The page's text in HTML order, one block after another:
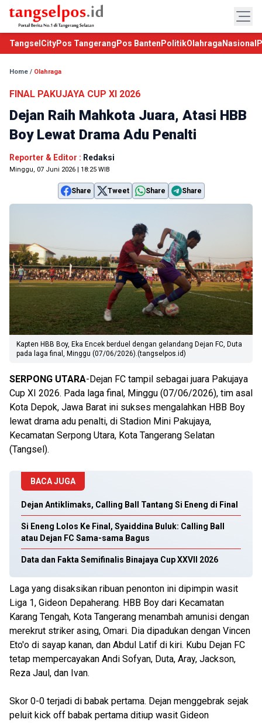
TangselCityPos Tangerang Pos Banten PolitikOlahraga Nasional
Home / Olahraga
FINAL PAKUJAYA CUP XI 2026
Dejan Raih Mahkota Juara, Atasi HBB
Boy Lewat Drama Adu Penalti
Reporter & Editor : Redaksi
Minggu, 07 Juni 2026 | 18:25 WIB
Share Tweet Share Share
Kapten HBB Boy, Eka Encek berduel dengan gelandang Dejan FC, Duta
pada laga final, Minggu (07/06/2026).(tangselpos.id)
SERPONG UTARA-Dejan FC tampil sebagai juara Pakujaya
Cup XI 2026. Pada laga final, Minggu (07/06/2026), tim asal
Kota Depok, Jawa Barat ini sukses mengalahkan HBB Boy
lewat drama adu penalti, di Stadion Mini Pakujaya,
Kecamatan Serpong Utara, Kota Tangerang Selatan
(Tangsel).
BACA JUGA
Dejan Antiklimaks, Calling Ball Tantang Si Eneng di Final
Si Eneng Lolos Ke Final, Syaiddina Buluk: Calling Ball
atau Dejan FC Sama-sama Bagus
Data dan Fakta Semifinalis Binajaya Cup XXVII 2026
Laga yang disaksikan ribuan penonton ini dipimpin wasit
Liga 1, Gideon Depaherang. HBB Boy dari Kecamatan
Karang Tengah, Kota Tangerang menambah amunisi dengan
merekrut striker asing, Omari. Dia dipadukan dengan Vincen
Eto'o di sayap kanan, dan Abdul Latif di kiri. Kubu Dejan FC
tetap mempercayakan Andi Sofyan, Duta, Aray, Jackson,
Reza Jaul, dan Ivan.
Skor 0-0 terjadi di babak pertama. Dejan menggebrak sejak
peluit kick off babak pertama ditiup wasit Gideon